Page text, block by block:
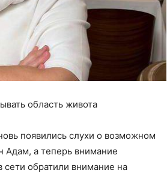
область живота
появились слухи о возможном
Адам, а теперь внимание
обратили внимание на